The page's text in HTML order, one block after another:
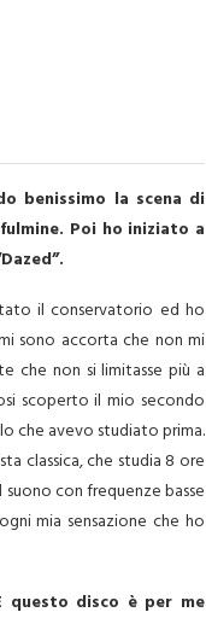
benissimo la scena di
Poi ho iniziato a
il conservatorio ed ho
sono accorta che non mi
che non si limitasse più a
scoperto il mio secondo
che avevo studiato prima.
classica, che studia 8 ore
con frequenze basse
mia sensazione che ho
questo disco è per me